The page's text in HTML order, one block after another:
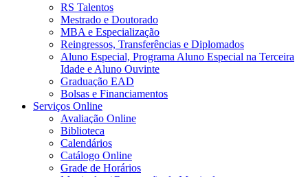
RS Talentos
Mestrado e Doutorado
MBA e Especialização
Reingressos, Transferências e Diplomados
Aluno Especial, Programa Aluno Especial na Terceira
Idade e Aluno Ouvinte
Graduação EAD
Bolsas e Financiamentos
Serviços Online
Avaliação Online
Biblioteca
Calendários
Catálogo Online
Grade de Horários